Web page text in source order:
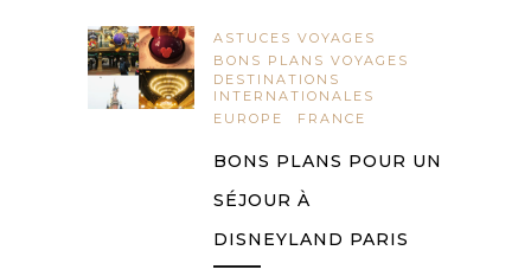
ASTUCES VOYAGES
BONS PLANS VOYAGES
DESTINATIONS
INTERNATIONALES
EUROPE
FRANCE
BONS PLANS POUR UN
SÉJOUR À
DISNEYLAND PARIS